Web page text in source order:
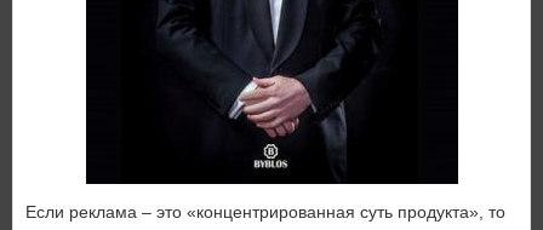
Если реклама – это «концентрированная суть продукта», то